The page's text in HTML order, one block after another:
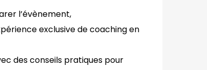
l’évènement,
exclusive de coaching en
des conseils pratiques pour